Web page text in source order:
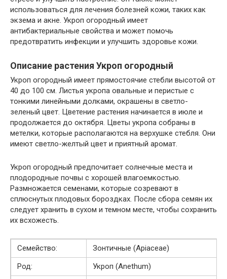
использоваться для лечения болезней кожи, таких как
экзема и акне. Укроп огородный имеет
антибактериальные свойства и может помочь
предотвратить инфекции и улучшить здоровье кожи.
Описание растения Укроп огородный
Укроп огородный имеет прямостоячие стебли высотой от
40 до 100 см. Листья укропа овальные и перистые с
тонкими линейными долками, окрашены в светло-
зеленый цвет. Цветение растения начинается в июле и
продолжается до октября. Цветы укропа собраны в
метелки, которые располагаются на верхушке стебля. Они
имеют светло-желтый цвет и приятный аромат.
Укроп огородный предпочитает солнечные места и
плодородные почвы с хорошей влагоемкостью.
Размножается семенами, которые созревают в
сплюснутых плодовых бороздках. После сбора семян их
следует хранить в сухом и темном месте, чтобы сохранить
их всхожесть.
Семейство:
Зонтичные (Apiaceae)
Род:
Укроп (Anethum)